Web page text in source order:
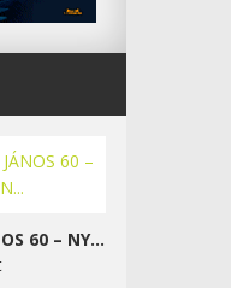
EGRI JÁNOS 60 – NYÚLON...